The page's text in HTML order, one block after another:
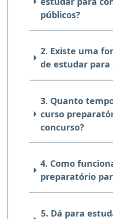
públicos?
2. Existe uma
de estudar para
3. Quanto
curso
concurso?
4. Como
preparatório
5. Dá para